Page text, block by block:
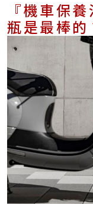
『機車保
瓶是最棒的
你的電瓶？